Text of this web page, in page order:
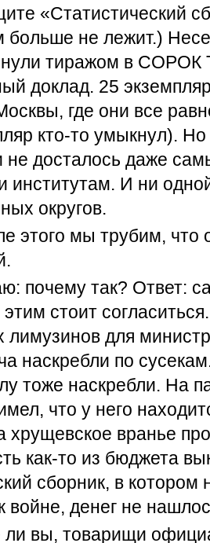
«Статистический
не лежит.)
тиражом в
доклад. 25
где они все
кто-то умыкнул).
не досталось даже
институтам. И ни
округов.
этого мы трубим, что
почему так? Ответ:
этим стоит
лимузинов для
наскребли по
тоже наскребли. На
что у него
вранье
как-то из бюджета
сборник, в
войне, денег не
ли вы, товарищи